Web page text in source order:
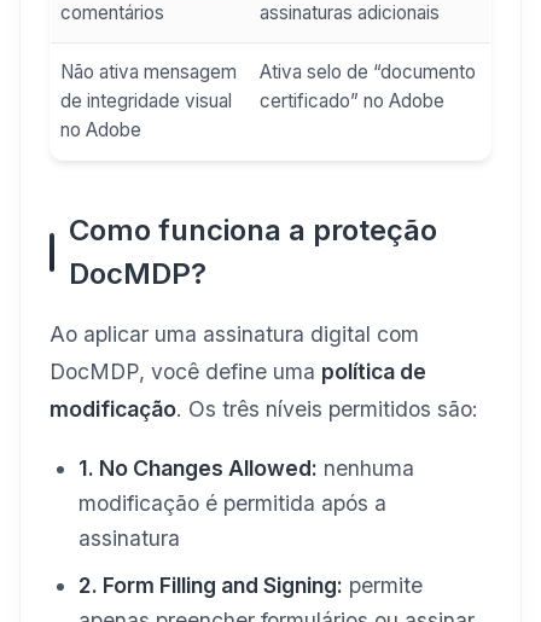
comentários
assinaturas adicionais
Não ativa mensagem
de integridade visual
no Adobe
Ativa selo de “documento
certificado” no Adobe
Como funciona a proteção
DocMDP?
Ao aplicar uma assinatura digital com
DocMDP, você define uma política de
modificação. Os três níveis permitidos são:
1. No Changes Allowed: nenhuma
modificação é permitida após a
assinatura
2. Form Filling and Signing: permite